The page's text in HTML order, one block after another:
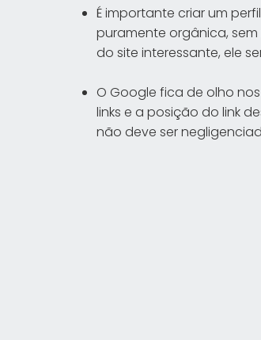
É importante criar um
puramente orgânica,
do site interessante, ele
O Google fica de olho
links e a posição do link
não deve ser